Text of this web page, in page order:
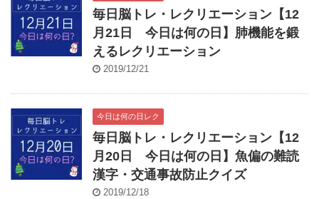
毎日脳トレ・レクリエーション【12
月21日 今日は何の日】肺機能を鍛
えるレクリエーション
2019/12/21
今日は何の日レク
毎日脳トレ・レクリエーション【12
月20日 今日は何の日】魚偏の難読
漢字・交通事故防止クイズ
2019/12/18